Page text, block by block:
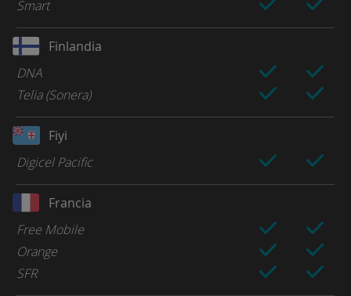
Smart
Finlandia
DNA
Telia (Sonera)
Fiyi
Digicel Pacific
Francia
Free Mobile
Orange
SFR